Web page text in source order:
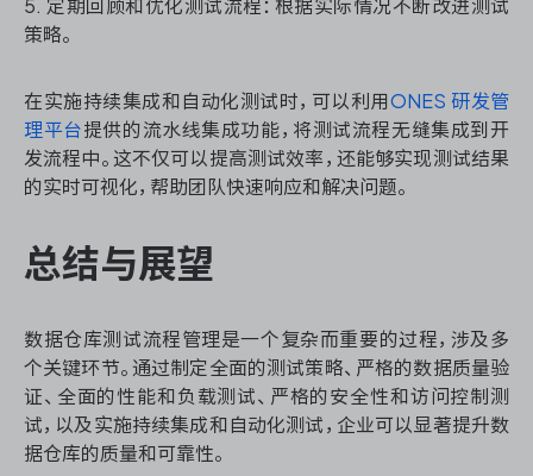
5. 定期回顾和优化测试流程：根据实际情况不断改进测试
策略。
在实施持续集成和自动化测试时，可以利用 ONES 研发管
理平台提供的流水线集成功能，将测试流程无缝集成到开
发流程中。这不仅可以提高测试效率，还能够实现测试结果
的实时可视化，帮助团队快速响应和解决问题。
总结与展望
数据仓库测试流程管理是一个复杂而重要的过程，涉及多
个关键环节。通过制定全面的测试策略、严格的数据质量验
证、全面的性能和负载测试、严格的安全性和访问控制测
试，以及实施持续集成和自动化测试，企业可以显著提升数
据仓库的质量和可靠性。